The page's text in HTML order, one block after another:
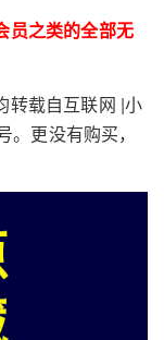
员之类的全部无
转载自互联网 |小
更没有购买，